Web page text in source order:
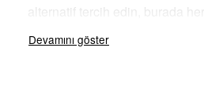
alternatif tercih edin, burada
Yumurta, protein bakımından